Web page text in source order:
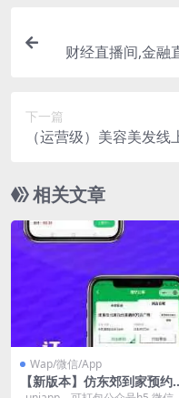
财经直播间,金融
下一篇
（运营级）美容美发
相关文章
Wap/微信/App
【新版本】仿东郊到家预约